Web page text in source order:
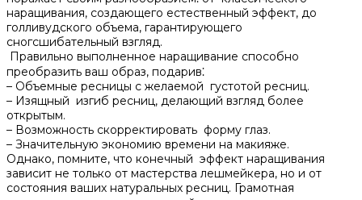
наращивания‚ создающего естественный эффект‚ до
голливудского объема‚ гарантирующего
сногсшибательный взгляд.​
Правильно выполненное наращивание способно
преобразить ваш образ‚ подарив⁚
– Объемные ресницы с желаемой густотой ресниц.​
– Изящный изгиб ресниц‚ делающий взгляд более
открытым.​
– Возможность скорректировать форму глаз.​
– Значительную экономию времени на макияже.​
Однако‚ помните‚ что конечный эффект наращивания
зависит не только от мастерства лешмейкера‚ но и от
состояния ваших натуральных ресниц.​ Грамотная